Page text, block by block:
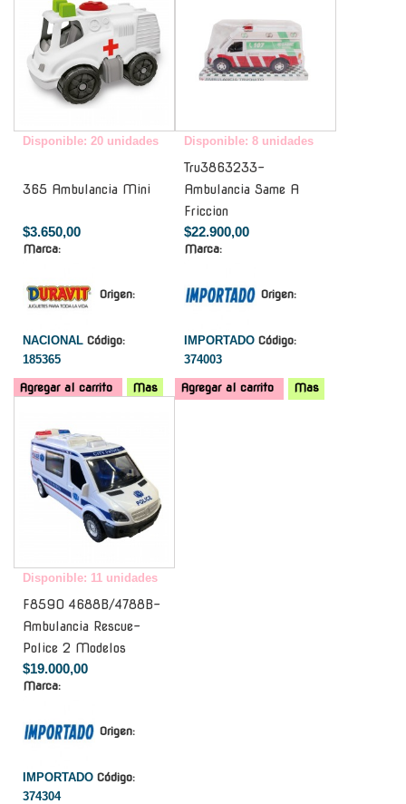
Disponible: 20 unidades
365 Ambulancia Mini
$3.650,00
Marca:
Origen:
NACIONAL Código:
185365
Agregar al carrito Mas
Disponible: 8 unidades
Tru3863233-
Ambulancia Same A
Friccion
$22.900,00
Marca:
Origen:
IMPORTADO Código:
374003
Agregar al carrito
Mas
Disponible: 11 unidades
F8590 4688B/4788B-
Ambulancia Rescue-
Police 2 Modelos
$19.000,00
Marca:
Origen:
IMPORTADO Código:
374304